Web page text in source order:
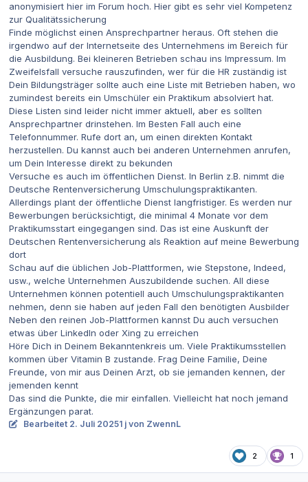
anonymisiert hier im Forum hoch. Hier gibt es sehr viel Kompetenz
zur Qualitätssicherung
Finde möglichst einen Ansprechpartner heraus. Oft stehen die
irgendwo auf der Internetseite des Unternehmens im Bereich für
die Ausbildung. Bei kleineren Betrieben schau ins Impressum. Im
Zweifelsfall versuche rauszufinden, wer für die HR zuständig ist
Dein Bildungsträger sollte auch eine Liste mit Betrieben haben, wo
zumindest bereits ein Umschüler ein Praktikum absolviert hat.
Diese Listen sind leider nicht immer aktuell, aber es sollten
Ansprechpartner drinstehen. Im Besten Fall auch eine
Telefonnummer. Rufe dort an, um einen direkten Kontakt
herzustellen. Du kannst auch bei anderen Unternehmen anrufen,
um Dein Interesse direkt zu bekunden
Versuche es auch im öffentlichen Dienst. In Berlin z.B. nimmt die
Deutsche Rentenversicherung Umschulungspraktikanten.
Allerdings plant der öffentliche Dienst langfristiger. Es werden nur
Bewerbungen berücksichtigt, die minimal 4 Monate vor dem
Praktikumsstart eingegangen sind. Das ist eine Auskunft der
Deutschen Rentenversicherung als Reaktion auf meine Bewerbung
dort
Schau auf die üblichen Job-Plattformen, wie Stepstone, Indeed,
usw., welche Unternehmen Auszubildende suchen. All diese
Unternehmen können potentiell auch Umschulungspraktikanten
nehmen, denn sie haben auf jeden Fall den benötigten Ausbilder
Neben den reinen Job-Plattformen kannst Du auch versuchen
etwas über LinkedIn oder Xing zu erreichen
Höre Dich in Deinem Bekanntenkreis um. Viele Praktikumsstellen
kommen über Vitamin B zustande. Frag Deine Familie, Deine
Freunde, von mir aus Deinen Arzt, ob sie jemanden kennen, der
jemenden kennt
Das sind die Punkte, die mir einfallen. Vielleicht hat noch jemand
Ergänzungen parat.
Bearbeitet 2. Juli 20251 j von ZwennL
2 1